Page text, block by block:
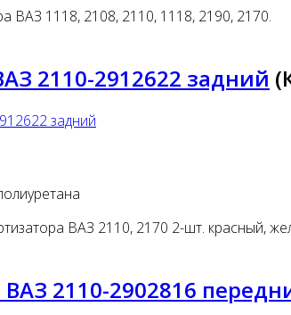
ВАЗ 1118, 2108, 2110, 1118, 2190, 2170.
2110-2912622 задний
ВАЗ 2110, 2170 2-шт. красный,
2110-2902816